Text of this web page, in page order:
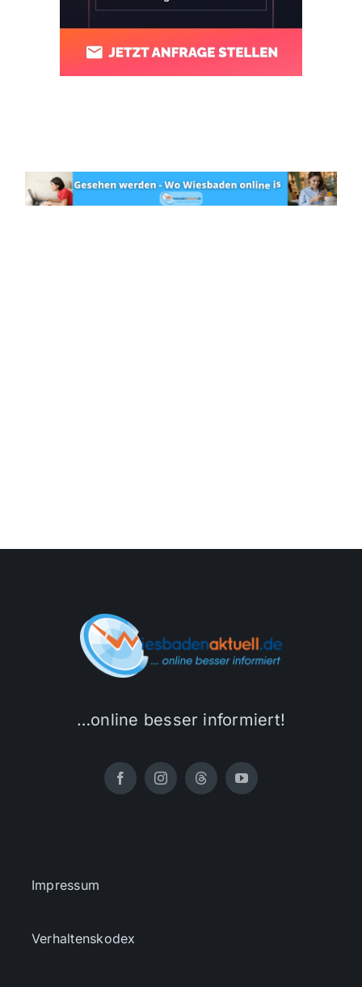
…online besser informiert!
Impressum
Verhaltenskodex